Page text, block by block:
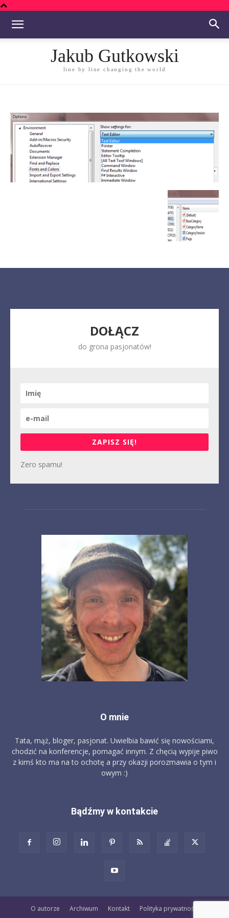
Jakub Gutkowski
line by line changing the world
DOŁĄCZ
do grona pasjonatów!
ZAPISZ SIĘ!
Zero spamu!
O mnie
Tata, mąż, bloger, pasjonat. Uwielbia bawić się nowościami,
chodzić na konferencje, pomagać innym. Z chęcią wypije piwo
z kimś kto ma na to ochotę a przy okazji porozmawia o tym i
owym :)
Bądźmy w kontakcie
O autorze Archiwum Kontakt Polityka prywatności